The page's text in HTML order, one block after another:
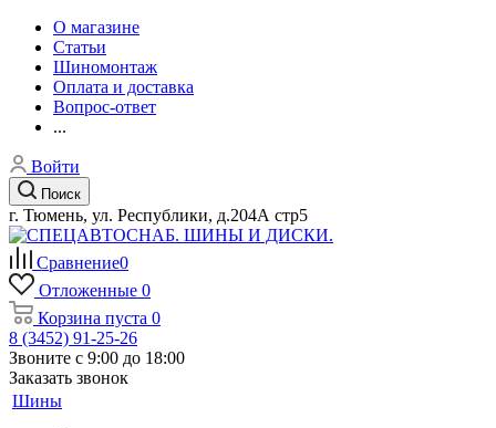
О магазине
Статьи
Шиномонтаж
Оплата и доставка
Вопрос-ответ
...
Войти
Поиск
г. Тюмень, ул. Республики, д.204А стр5
Сравнение0
Отложенные 0
Корзина пуста 0
8 (3452) 91-25-26
Звоните с 9:00 до 18:00
Заказать звонок
Шины